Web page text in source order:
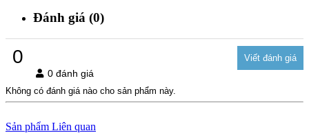
Đánh giá (0)
0
0 đánh giá
Không có đánh giá nào cho sản phẩm này.
Sản phẩm Liên quan